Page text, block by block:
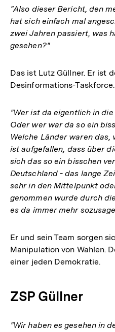
"Also dieser Bericht, den
hat sich einfach mal
zwei Jahren passiert, was
gesehen?"
Das ist Lutz Güllner. Er ist
Desinformations-Taskforce.
"Wer ist da eigentlich in
Oder wer war da so ein
Welche Länder waren das,
ist aufgefallen, dass über
sich das so ein bisschen
Deutschland - das lange
sehr in den Mittelpunkt
genommen wurde durch
es da immer mehr
Er und sein Team sorgen
Manipulation von Wahlen.
einer jeden Demokratie.
ZSP Güllner
"Wir haben es gesehen in